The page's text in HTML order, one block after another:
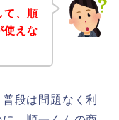
て、順
使えな
段は問題なく利